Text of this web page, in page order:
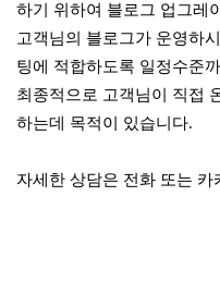
하기 위하여 블로그 업그레
고객님의 블로그가 운영하
팅에 적합하도록 일정수준
최종적으로 고객님이 직접
하는데 목적이 있습니다.
자세한 상담은 전화 또는